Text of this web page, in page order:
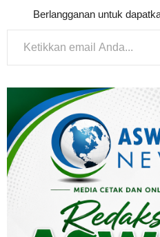
Berlangganan untuk
Ketikkan email Anda...